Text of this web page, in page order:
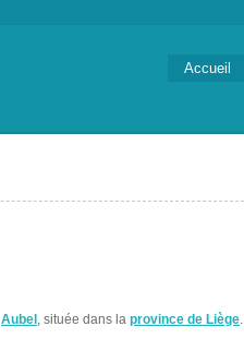
Accueil
Aubel , située dans la province de Liège.